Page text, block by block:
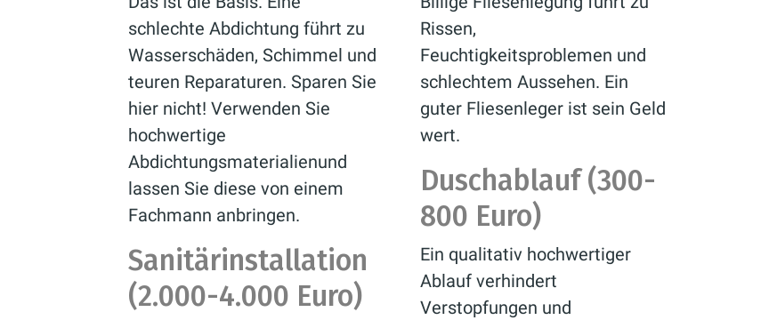
schlechte Abdichtung führt zu
Wasserschäden, Schimmel und
teuren Reparaturen. Sparen Sie
hier nicht! Verwenden Sie
hochwertige
Abdichtungsmaterialienund
lassen Sie diese von einem
Fachmann anbringen.
Sanitärinstallation
(2.000-4.000 Euro)
Rissen,
Feuchtigkeitsproblemen und
schlechtem Aussehen. Ein
guter Fliesenleger ist sein Geld
wert.
Duschablauf (300-
800 Euro)
Ein qualitativ hochwertiger
Ablauf verhindert
Verstopfungen und